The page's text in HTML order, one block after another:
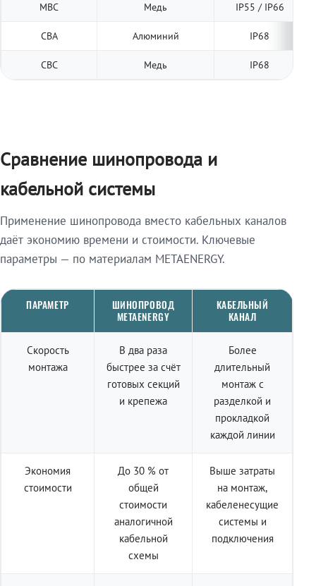
МВС Медь IP55 / IP66
СВА Алюминий IP68
СВС Медь IP68
Сравнение шинопровода и
кабельной системы
Применение шинопровода вместо кабельных каналов
даёт экономию времени и стоимости. Ключевые
параметры — по материалам METAENERGY.
ПАРАМЕТР
ШИНОПРОВОД
METAENERGY
КАБЕЛЬНЫЙ
КАНАЛ
Скорость
монтажа
В два раза
быстрее за счёт
готовых секций
и крепежа
Более
длительный
монтаж с
разделкой и
прокладкой
каждой линии
Экономия
стоимости
До 30 % от
общей
стоимости
аналогичной
кабельной
схемы
Выше затраты
на монтаж,
кабеленесущие
системы и
подключения